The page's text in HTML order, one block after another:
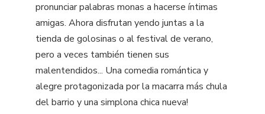
pronunciar palabras monas a hacerse íntimas
amigas. Ahora disfrutan yendo juntas a la
tienda de golosinas o al festival de verano,
pero a veces también tienen sus
malentendidos... Una comedia romántica y
alegre protagonizada por la macarra más chula
del barrio y una simplona chica nueva!